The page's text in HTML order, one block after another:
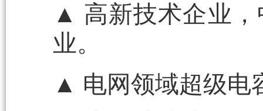
▲ 高新技术企业，
业。
▲ 电网领域超级电